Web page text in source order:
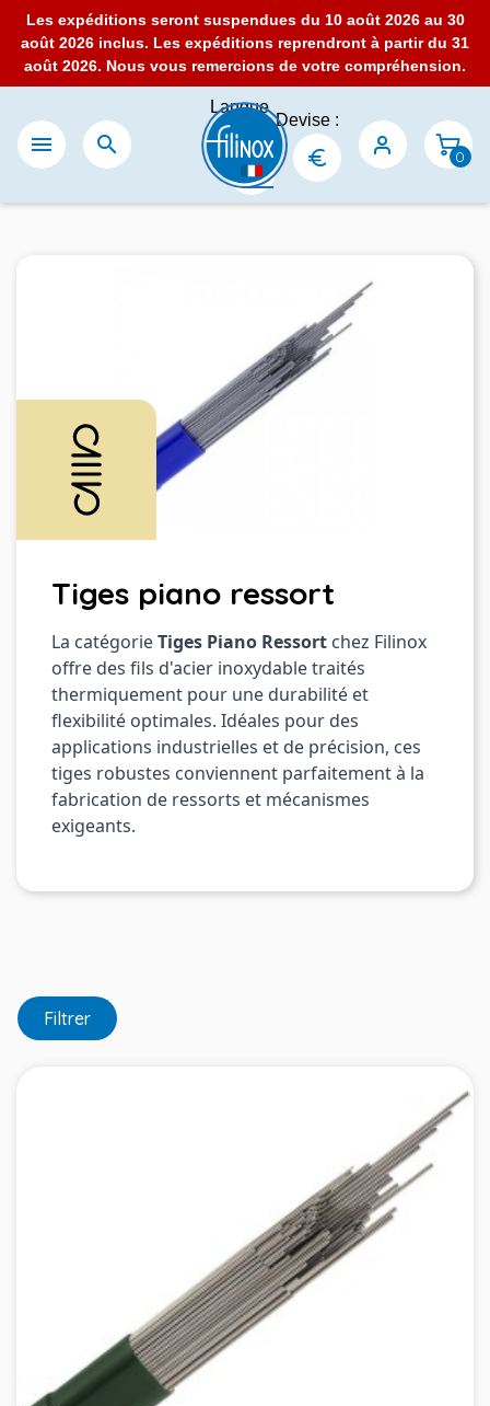
Les expéditions seront suspendues du 10 août 2026 au 30
août 2026 inclus. Les expéditions reprendront à partir du 31
août 2026. Nous vous remercions de votre compréhension.
 
Langue
:
Devise :
0
Tiges piano ressort
La catégorieTiges Piano Ressort chez Filinox
offre des fils d'acier inoxydable traités
thermiquement pour une durabilité et
flexibilité optimales. Idéales pour des
applications industrielles et de précision, ces
tiges robustes conviennent parfaitement à la
fabrication de ressorts et mécanismes
exigeants.
Filtrer